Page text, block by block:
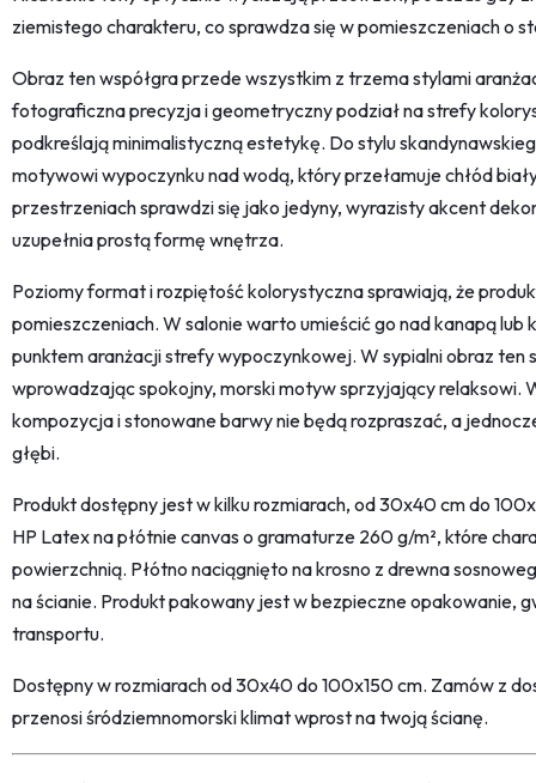
ziemistego charakteru, co sprawdza się w pomieszczeniach o
Obraz ten współgra przede wszystkim z trzema stylami
fotograficzna precyzja i geometryczny podział na strefy
podkreślają minimalistyczną estetykę. Do stylu
motywowi wypoczynku nad wodą, który przełamuje chłód
przestrzeniach sprawdzi się jako jedyny, wyrazisty akcent
uzupełnia prostą formę wnętrza.
Poziomy format i rozpiętość kolorystyczna sprawiają, że
pomieszczeniach. W salonie warto umieścić go nad kanapą lub
punktem aranżacji strefy wypoczynkowej. W sypialni obraz ten
wprowadzając spokojny, morski motyw sprzyjający relaksowi.
kompozycja i stonowane barwy nie będą rozpraszać, a
głębi.
Produkt dostępny jest w kilku rozmiarach, od 30x40 cm do
HP Latex na płótnie canvas o gramaturze 260 g/m², które
powierzchnią. Płótno naciągnięto na krosno z drewna
na ścianie. Produkt pakowany jest w bezpieczne opakowanie,
transportu.
Dostępny w rozmiarach od 30x40 do 100x150 cm. Zamów z
przenosi śródziemnomorski klimat wprost na twoją ścianę.